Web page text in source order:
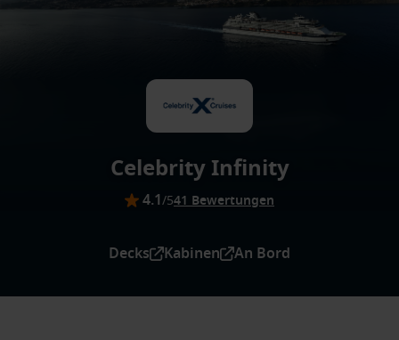
Celebrity Infinity
4.1/541 Bewertungen
Decks Kabinen An Bord